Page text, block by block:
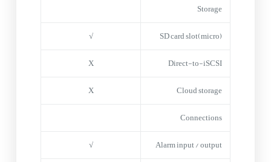
Storage
(micro)SD card slot
√
Direct-to-iSCSI
X
Cloud storage
X
Connections
Alarm input / output
√